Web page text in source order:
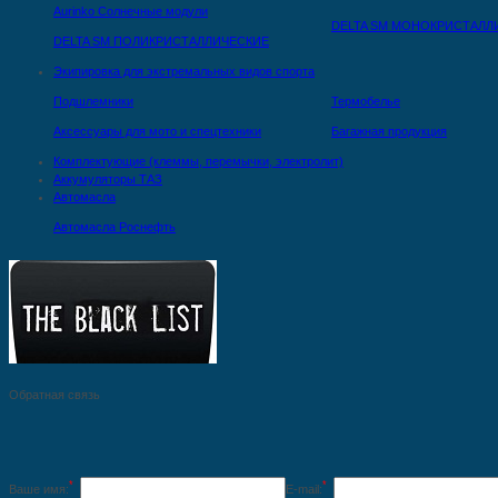
Aurinko Солнечные модули
DELTA SM ПОЛИКРИСТАЛЛИЧЕСКИЕ
DELTA SM
Экипировка для экстремальных видов спорта
Подшлемники
Аксессуары для мото и спецтехники
Термобелье
Багажная продукция
Комплектующие (клеммы, перемычки, электролит)
Аккумуляторы ТАЗ
Автомасла
Автомасла Роснефть
Обратная связь
Ваше имя:* E-mail:*